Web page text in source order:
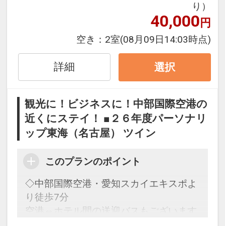
●1号館1階に、宿泊者の方は無料でご利
用いただける、大型セルフロッカー632
台完備！
ご宿泊前後でご利用可能です。
ロビーにＰＣとプリンタを常設
●自販売機ではお値打ち価格のドリンク
ます。
●「禁煙ルーム」と「喫煙ルーム」を掲
載しています。
り）
40,000円
空き： 2室(08月09日14:03時点)
詳細 選択
観光に！ビジネスに！中部国際空港の
近くにステイ！ ■２６年度パーソナリ
ップ東海（名古屋） ツイン
このプランのポイント
◇中部国際空港・愛知スカイエキスポよ
り徒歩7分
空港⇔ホテル間の送迎バスもございます